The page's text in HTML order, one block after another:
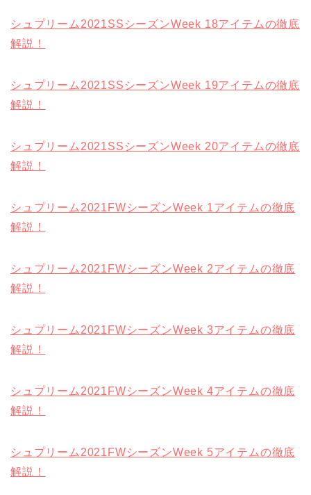
シュプリーム2021SSシーズンWeek 18アイテムの徹底
解説！
シュプリーム2021SSシーズンWeek 19アイテムの徹底
解説！
シュプリーム2021SSシーズンWeek 20アイテムの徹底
解説！
シュプリーム2021FWシーズンWeek 1アイテムの徹底
解説！
シュプリーム2021FWシーズンWeek 2アイテムの徹底
解説！
シュプリーム2021FWシーズンWeek 3アイテムの徹底
解説！
シュプリーム2021FWシーズンWeek 4アイテムの徹底
解説！
シュプリーム2021FWシーズンWeek 5アイテムの徹底
解説！